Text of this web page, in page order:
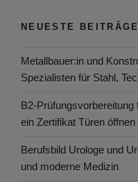
NEUESTE BEITRÄGE
Metallbauer:in und
Spezialisten für Stahl,
B2-Prüfungsvorbereitung
ein Zertifikat Türen öffnen
Berufsbild Urologe und
und moderne Medizin